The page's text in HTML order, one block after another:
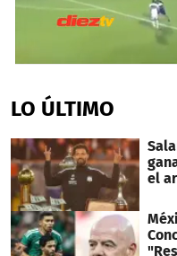
of
30
LO ÚLTIMO
el